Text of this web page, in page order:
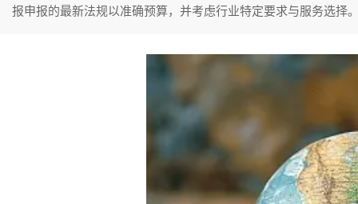
报申报的最新法规以准确预算，并考虑行业特定要求与服务选择